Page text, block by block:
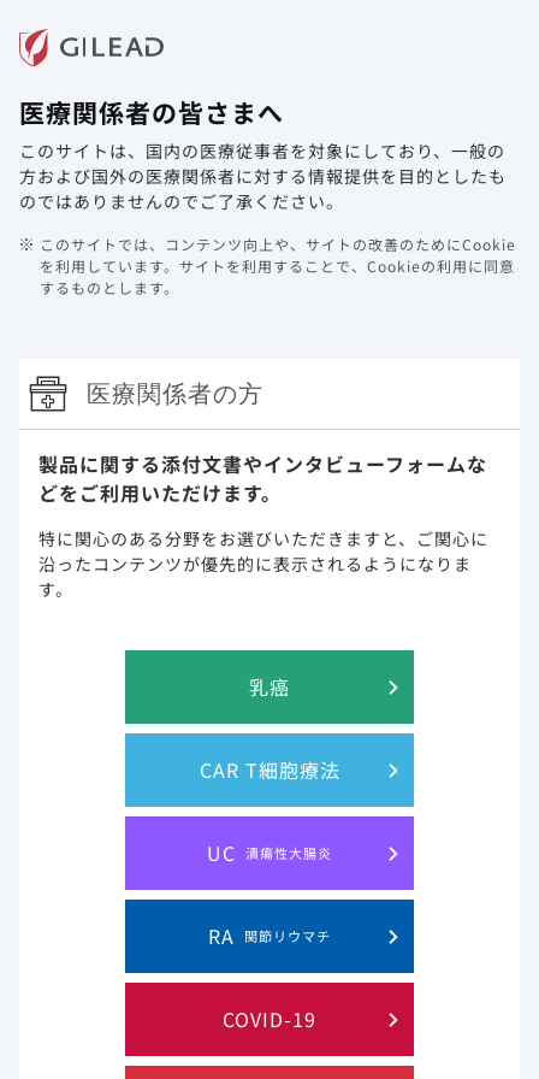
ホーム 製品情報
資材請求フォーム定期メンテナンスに
関するご案内
2026年5月11日 その他
平素は当サイトをご利用いただき、誠にありがとうございま
サーバーメンテナンスのため、下記日程にて資材請求フォー
ムのサービス停止を予定しております。
みなさまにはご不便おかけいたしますが、何卒ご理解いただ
きますようお願い申し上げます。
メンテナンス日時：
２０２６年 ５月 １７日（日）０時００分 ～ ７時００
※作業進捗により、前後する場合がございます。ご了承くだ
さいませ。
がございます。
このウェブサイト上に含まれる情報は、医師または薬剤師による指導に
プライバシー・ステイトメン
ご利用規約
お問い合わせ サイトマップ
医療関係者の皆さまへ
このサイトは、国内の医療従事者を対象にしており、 一般の
方および国外の医療関係者に対する情報提供を目的としたも
のではありませんのでご了承ください。
このサイトでは、コンテンツ向上や、サイトの改善のためにCookie
を利用しています。 サイトを利用することで、Cookieの利用に同意
するものとします。
医療関係者の方
製品に関する添付文書やインタビューフォームな
どをご利用いただけます。
特に関心のある分野をお選びいただきますと、 ご関心に
沿ったコンテンツが優先的に表示されるようになりま
す。
乳癌
CAR T細胞療法
UC 潰瘍性大腸炎
RA 関節リウマチ
COVID-19